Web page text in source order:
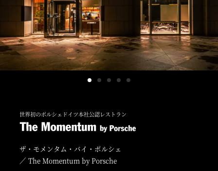
世界初のポルシェドイツ本社公認レストラン
ザ・モメンタム・バイ・ポルシェ
／ The Momentum by Porsche